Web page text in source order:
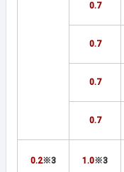
0.7
0.7
0.7
0.7
0.2※3 1.0※3